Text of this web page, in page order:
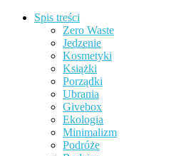
Spis treści
Zero Waste
Jedzenie
Kosmetyki
Książki
Porządki
Ubrania
Givebox
Ekologia
Minimalizm
Podróże